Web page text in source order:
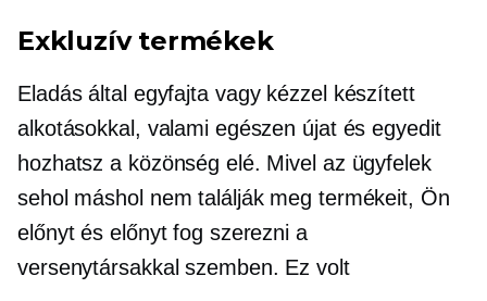
Exkluzív termékek
Eladás által egyfajtavagy kézzel készített
alkotásokkal, valami egészen újat és egyedit
hozhatsz a közönség elé. Mivel az ügyfelek
sehol máshol nem találják meg termékeit, Ön
előnyt és előnyt fog szerezni a
versenytársakkal szemben. Ez volt